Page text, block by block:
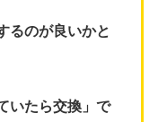
るのが良いかと
いたら交換」で